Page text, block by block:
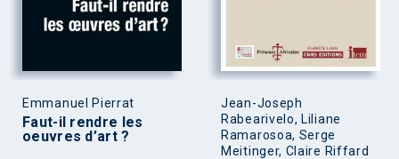
Emmanuel Pierrat
Faut-il rendre les
oeuvres d’art ?
Jean-Joseph
Rabearivelo, Liliane
Ramarosoa, Serge
Meitinger, Claire Riffard